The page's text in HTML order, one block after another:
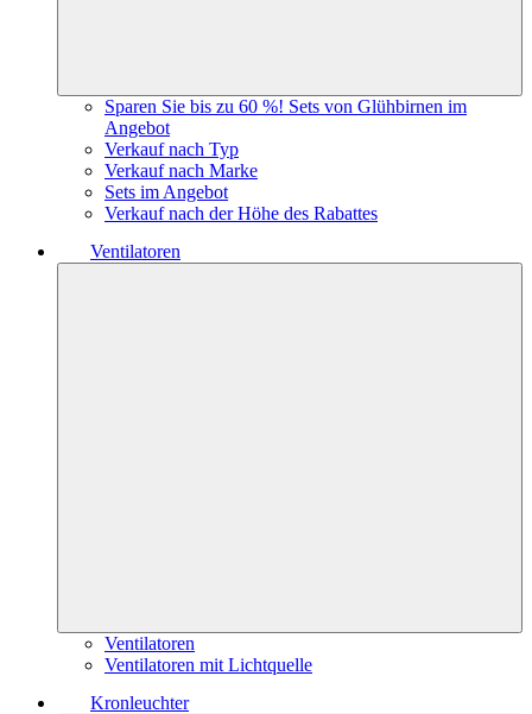
Sparen Sie bis zu 60 %! Sets von Glühbirnen im
Angebot
Verkauf nach Typ
Verkauf nach Marke
Sets im Angebot
Verkauf nach der Höhe des Rabattes
Ventilatoren
Ventilatoren
Ventilatoren mit Lichtquelle
Kronleuchter